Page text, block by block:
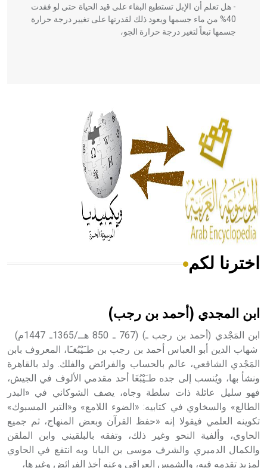
- هل تعلم أن الإبل تستطيع البقاء على قيد الحياة حتى لو فقدت
40% من ماء جسمها ويعود ذلك لقدرتها على تغيير درجة حرارة
جسمها تبعاً لتغير درجة حرارة الجو،
الحكم، الأدلة، تنظيم التغذية، ورسالته في جروح الرأس. ويعود
له الفضل بأنه حرر الطب من الدين والفلسفة.
- هل تعلم أن المرجان إفراز حيواني يتكون في البحر ويتركب
من مادة كربونات الكلسيوم، وهو أحمر أو شديد الحمرة وهو
أجود أنواعه، ويمتاز بكبر الحجم ويسمى الش
هل تعلم أن الأبسيد كلمة فرنسية اللفظ تم اعتمادها مصطلحاً
- هل تعلم أن أبجر Abgar اسم معروف جيداً يعود إلى عدد من
الملوك الذين حكموا مدينة إديسا (الرها) من أبجر الأول وحتى
التاسع، وهم ينتسبون إلى أسرة أوسروين
- هل تعلم أن الأبجدية الكنعانية تتألف من /22/ علامة كتابية
اخترنا لكم
ابن المجدي (أحمد بن رجب)
ابن المَجْدي (أحمد بن رجب ـ) (767 ـ 850 هــ/1365ـ 1447م)
شهاب الدين أبو العباس أحمد بن رجب بن طـَيْبُغـَا، المعروف بابن
المَجْدي الشافعي، عالم بالحساب والفرائض والفلك. ولد بالقاهرة
ونشأ بها، ويُنسب إلى جده طـَيْبُغَا أحد مقدمي الألوف في الجيش،
فهو سليل عائلة ذات سلطة وجاه، يصف الشوكاني في «البدر
الطالع» والسخاوي في كتابيه: «الضوء اللامع» و«التبر المسبوك»
تكوينه العلمي فيقولا إنه «حفظ القرآن وبعض المنهاج، ثم جميع
الحاوي، وألفية النحو وغير ذلك، وتفقه بالبلقيني وابن الملقن
والكمال الدميري والشرف موسى بن البابا وبه انتفع في الحاوي
لمزيد تقدمه فيه، والشمس العراقي وعنه أخذ الفرائض وغيرها،